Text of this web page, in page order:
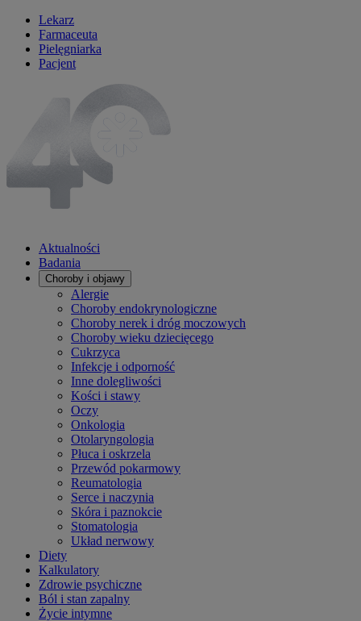
Lekarz
Farmaceuta
Pielęgniarka
Pacjent
Aktualności
Badania
Choroby i objawy
Alergie
Choroby endokrynologiczne
Choroby nerek i dróg moczowych
Choroby wieku dziecięcego
Cukrzyca
Infekcje i odporność
Inne dolegliwości
Kości i stawy
Oczy
Onkologia
Otolaryngologia
Płuca i oskrzela
Przewód pokarmowy
Reumatologia
Serce i naczynia
Skóra i paznokcie
Stomatologia
Układ nerwowy
Diety
Kalkulatory
Zdrowie psychiczne
Ból i stan zapalny
Życie intymne